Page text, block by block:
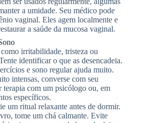
a umidade. Seu médico pode
vaginal. Eles agem localmente e
a saúde da mucosa vaginal.
irritabilidade, tristeza ou
identificar o que as desencadeia.
e sono regular ajuda muito.
intensas, converse com seu
terapia com um psicólogo ou, em
específicos.
um ritual relaxante antes de dormir.
tome um chá calmante. Evite